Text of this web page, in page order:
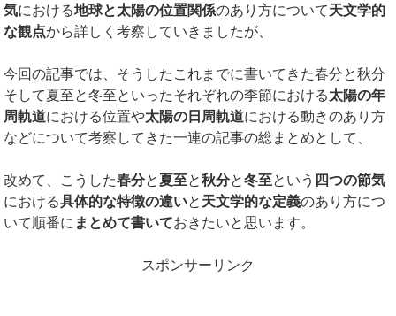
気における地球と太陽の位置関係のあり方について天文学的
な観点から詳しく考察していきましたが、
今回の記事では、そうしたこれまでに書いてきた春分と秋分
そして夏至と冬至といったそれぞれの季節における太陽の年
周軌道における位置や太陽の日周軌道における動きのあり方
などについて考察してきた一連の記事の総まとめとして、
改めて、こうした春分と夏至と秋分と冬至という 四つの節気
における具体的な特徴の違いと 天文学的な定義のあり方につ
いて順番に まとめて書いておきたいと思います。
スポンサーリンク